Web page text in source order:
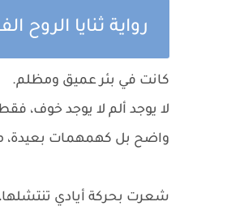
رواية ثنايا
كانت في بئر عميق ومظلم.
لا يوجد ألم لا يوجد خوف،
واضح بل كهمهمات بعيدة،
شعرت بحركة أيادي